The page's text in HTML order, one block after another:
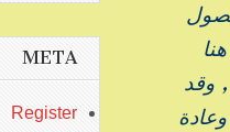
وقد
META
Register